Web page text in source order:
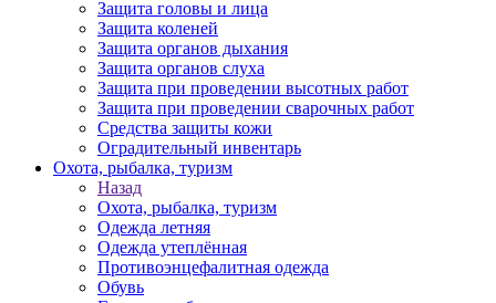
Защита головы и лица
Защита коленей
Защита органов дыхания
Защита органов слуха
Защита при проведении высотных работ
Защита при проведении сварочных работ
Средства защиты кожи
Оградительный инвентарь
Охота, рыбалка, туризм
Назад
Охота, рыбалка, туризм
Одежда летняя
Одежда утеплённая
Противоэнцефалитная одежда
Обувь